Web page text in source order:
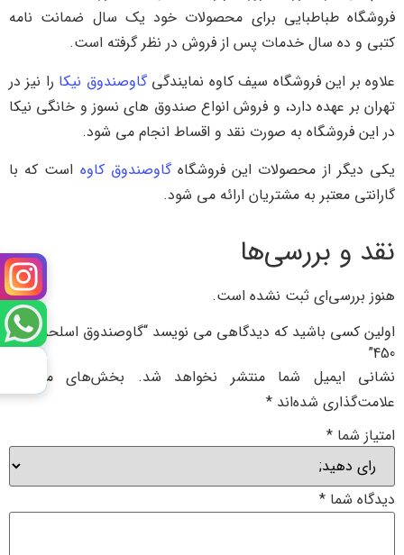
فروشگاه طباطبایی برای محصولات خود یک سال ضمانت نامه
کتبی و ده سال خدمات پس از فروش در نظر گرفته است.
علاوه بر این فروشگاه سیف کاوه نمایندگیگاوصندوق نیکا را نیز در
تهران بر عهده دارد، و فروش انواع صندوق های نسوز و خانگی نیکا
در این فروشگاه به صورت نقد و اقساط انجام می شود.
یکی دیگر از محصولات این فروشگاهگاوصندوق کاوه است که با
گارانتی معتبر به مشتریان ارائه می شود.
نقد و بررسی‌ها
هنوز بررسی‌ای ثبت نشده است.
اولین کسی باشید که دیدگاهی می نویسد “گاوصندوق اسلحه مدل
450”
نشانی ایمیل شما منتشر نخواهد شد.
بخش‌های موردنیاز
علامت‌گذاری شده‌اند *
امتیاز شما *
دیدگاه شما *